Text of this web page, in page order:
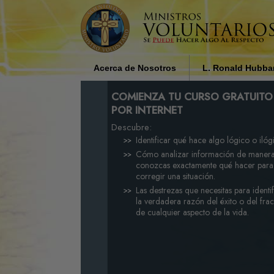
Acerca de Nosotros
¿Quiénes son los Ministros
Voluntarios?
Por Qué Ayudamos
L. Ronald
Influencia
Sociedad por L.
COMIENZA TU CURSO GRATUITO
POR INTERNET
Descubre:
Identificar qué hace algo lógico o
Cómo analizar información de
conozcas exactamente qué hacer para
corregir una situación.
Las destrezas que necesitas para
la verdadera razón del éxito o del
de cualquier aspecto de la vida.